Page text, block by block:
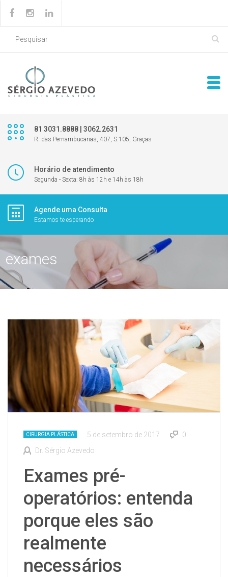
81 3031.8888 | 3062.2631
R. das Pernambucanas, 407, S.105, Graças
Horário de atendimento
Segunda - Sexta: 8h às 12h e 14h às 18h
Agende uma Consulta
Estamos te esperando
exames
CIRURGIA PLÁSTICA 5 de setembro de 2017
0
Dr. Sérgio Azevedo
Exames pré-
operatórios: entenda
porque eles são
realmente
necessários